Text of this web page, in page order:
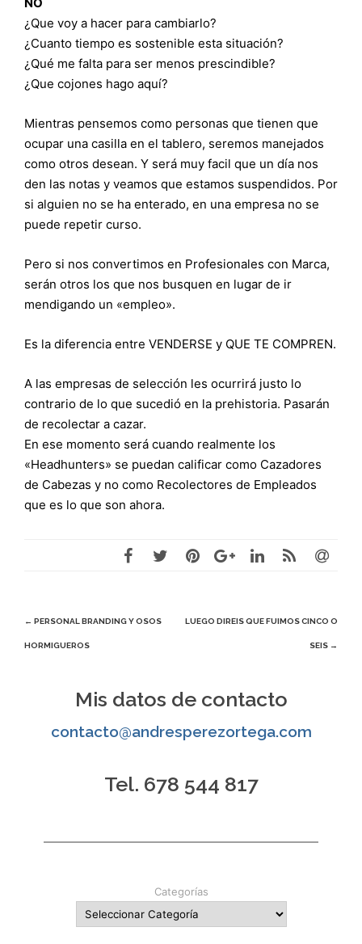
¿Que voy a hacer para cambiarlo?
¿Cuanto tiempo es sostenible esta situación?
¿Qué me falta para ser menos prescindible?
¿Que cojones hago aquí?
Mientras pensemos como personas que tienen que
ocupar una casilla en el tablero, seremos manejados
como otros desean. Y será muy facil que un día nos
den las notas y veamos que estamos suspendidos. Por
si alguien no se ha enterado, en una empresa no se
puede repetir curso.
Pero si nos convertimos en Profesionales con Marca,
serán otros los que nos busquen en lugar de ir
mendigando un «empleo».
Es la diferencia entre VENDERSE y QUE TE COMPREN.
A las empresas de selección les ocurrirá justo lo
contrario de lo que sucedió en la prehistoria. Pasarán
de recolectar a cazar.
En ese momento será cuando realmente los
«Headhunters» se puedan calificar como Cazadores
de Cabezas y no como Recolectores de Empleados
que es lo que son ahora.
Navegación
de
← PERSONAL BRANDING Y OSOS
HORMIGUEROS
LUEGO DIREIS QUE FUIMOS CINCO O
SEIS →
Mis datos de contacto
contacto@andresperezortega.com
Tel. 678 544 817
Categorías